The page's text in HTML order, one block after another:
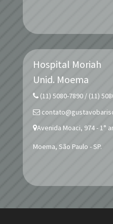
Hospital Moriah
Unid. Moema
(11) 5080-7890 / (11)
Avenida Moaci, 974 - 1°
Moema, São Paulo - SP.